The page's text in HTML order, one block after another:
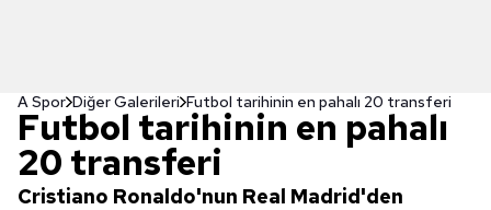
A Spor Diğer Galerileri Futbol tarihinin en pahalı 20 transferi
Futbol tarihinin en pahalı
20 transferi
Cristiano Ronaldo'nun Real Madrid'den